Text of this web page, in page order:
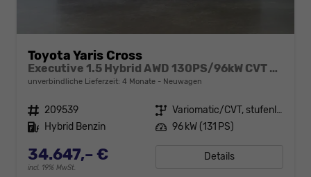
Toyota Yaris Cross
Executive 1.5 Hybrid AWD 130PS/96kW CVT 2026
unverbindliche Lieferzeit: 4 Monate Neuwagen
Fahrzeugnr. 209539 Getriebe
Variomatic/CVT, stufenlos
Kraftstoff Hybrid Benzin Leistung 96 kW (131 PS)
34.647,– €
incl. 19% MwSt.
Details